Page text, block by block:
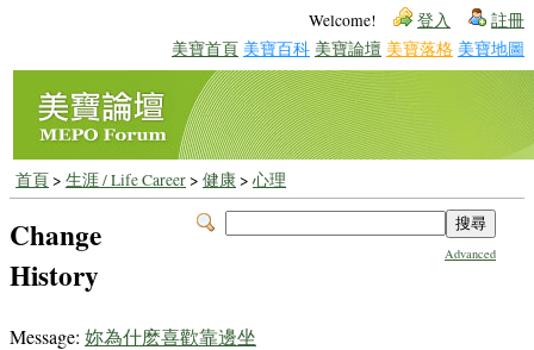
Welcome! 登入 註冊
美寶首頁 美寶百科 美寶論壇 美寶落格 美寶地圖
首頁> 生涯 / Life Career> 健康> 心理
Advanced
Change
History
Message: 妳為什麽喜歡靠邊坐